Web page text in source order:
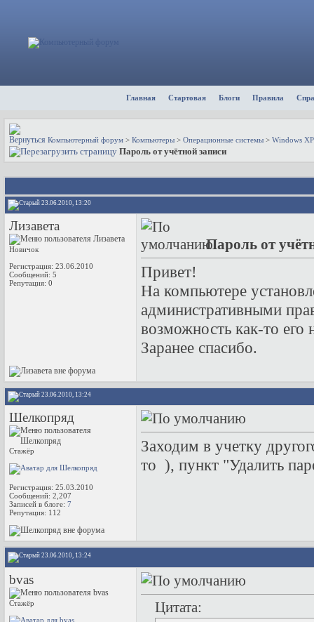
Главная Стартовая Блоги Правила
Компьютерный форум > Компьютеры > Операционные системы > Windows XP
Пароль от учётной записи
23.06.2010, 13:20
Лизавета
Новичок
Регистрация: 23.06.2010
Сообщений: 5
Репутация: 0
Пароль от
Привет!
На компьютере
административными
возможность как-то его
Заранее спасибо.
23.06.2010, 13:24
Шелкопряд
Стажёр
Регистрация: 25.03.2010
Сообщений: 2,207
Записей в блоге: 7
Репутация: 112
Заходим в учетку
то ), пункт "Удалить
23.06.2010, 13:24
bvas
Стажёр
Цитата: